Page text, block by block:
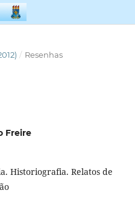
/ Resenhas
Freire
Historiografia. Relatos de